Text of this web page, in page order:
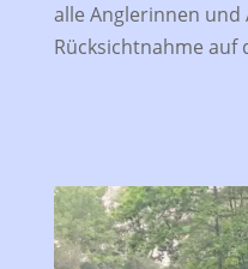
alle Anglerinnen und
Rücksichtnahme auf